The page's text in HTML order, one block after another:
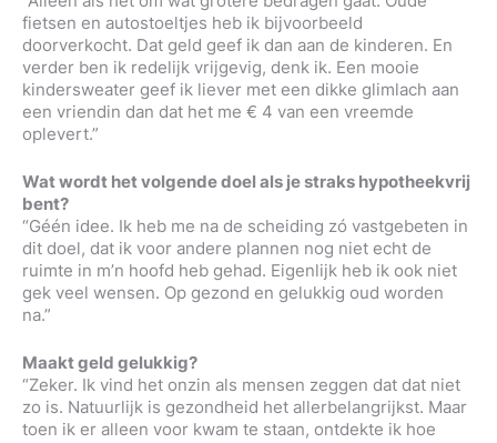
fietsen en autostoeltjes heb ik bijvoorbeeld
doorverkocht. Dat geld geef ik dan aan de kinderen. En
verder ben ik redelijk vrijgevig, denk ik. Een mooie
kindersweater geef ik liever met een dikke glimlach aan
een vriendin dan dat het me € 4 van een vreemde
oplevert.”
Wat wordt het volgende doel als je straks hypotheekvrij
bent?
“Géén idee. Ik heb me na de scheiding zó vastgebeten in
dit doel, dat ik voor andere plannen nog niet echt de
ruimte in m’n hoofd heb gehad. Eigenlijk heb ik ook niet
gek veel wensen. Op gezond en gelukkig oud worden
na.”
Maakt geld gelukkig?
“Zeker. Ik vind het onzin als mensen zeggen dat dat niet
zo is. Natuurlijk is gezondheid het allerbelangrijkst. Maar
toen ik er alleen voor kwam te staan, ontdekte ik hoe